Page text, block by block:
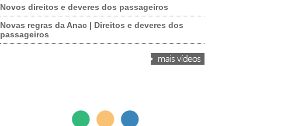
Novos direitos e deveres dos passageiros
Novas regras da Anac | Direitos e deveres dos
passageiros